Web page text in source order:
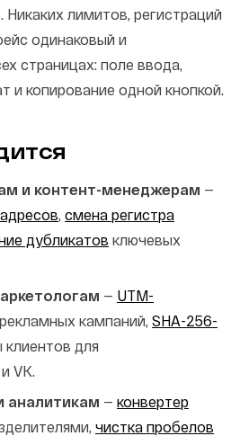
Никаких лимитов, регистраций
одинаковый и
страницах: поле ввода,
и копирование одной кнопкой.
и контент-менеджерам —
, смена регистра
дубликатов ключевых
— UTM-
кампаний, SHA-256-
клиентов для
VK.
аналитикам — конвертер
чистка пробелов